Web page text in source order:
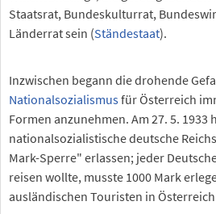
Staatsrat, Bundeskulturrat,
Länderrat sein (Ständestaat).
Inzwischen begann die drohende
Nationalsozialismusfür Österreich
Formen anzunehmen. Am 27. 5. 1933
nationalsozialistische deutsche
Mark-Sperre" erlassen; jeder
reisen wollte, musste 1000 Mark
ausländischen Touristen in